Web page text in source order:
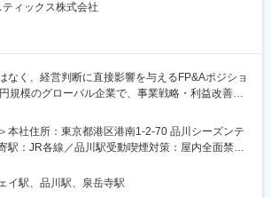
業界のクライアントが中心になりますが、最近で
材用塗料が皮膚に与える影響を分析するため）・
が皮膚に与える影響を分析するため）食品業界
などが皮膚に与える影響を分析するため）など新
引き合いもあり、市場の拡大が予想されていま
制作：把握したニーズを基に研修の企画・準備を
わせを経て研修を完成させていきます。
実際に講師として登壇いただきます。 ※研修は対
式で実施します
ローアップ：研修後のフィードバックや次回実施
わせを行います
ィックス株式会社
なく、経営判断に直接影響を与えるFP&Aポジショ
規模のグローバル企業で、事業戦略・利益改善を
決定を支えるBusiness Financeポジション
の経営企画・事業管理・管理会計経験を活かして
の協業や海外プロジェクト参画機会あり
本社住所：東京都港区港南1-2-70 品川シーズンテ
駅：JR各線／品川駅受動喫煙対策：屋内全面禁煙
社の定める事業所（リモートワーク含む）
イ駅、品川駅、泉岳寺駅